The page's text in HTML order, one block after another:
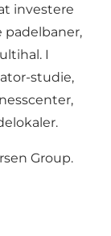
investere
padelbaner,
I
studie,
Group.